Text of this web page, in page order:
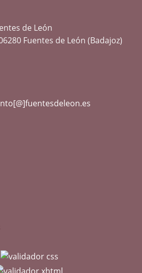
de León
Fuentes de León (Badajoz)